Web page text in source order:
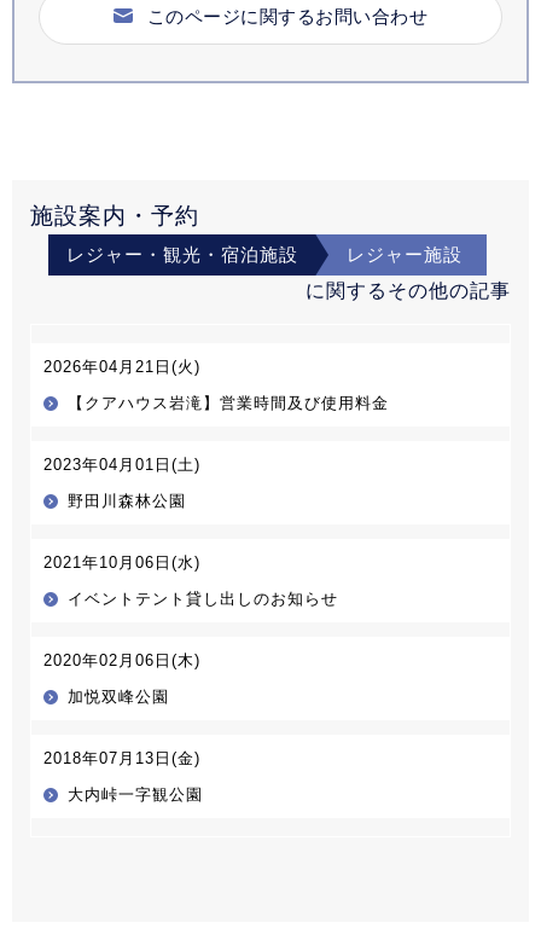
このページに関するお問い合わせ
施設案内・予約
レジャー・観光・宿泊施設
レジャー施設
に関するその他の記事
2026年04月21日(火)
【クアハウス岩滝】営業時間及び使用料金
2023年04月01日(土)
野田川森林公園
2021年10月06日(水)
イベントテント貸し出しのお知らせ
2020年02月06日(木)
加悦双峰公園
2018年07月13日(金)
大内峠一字観公園